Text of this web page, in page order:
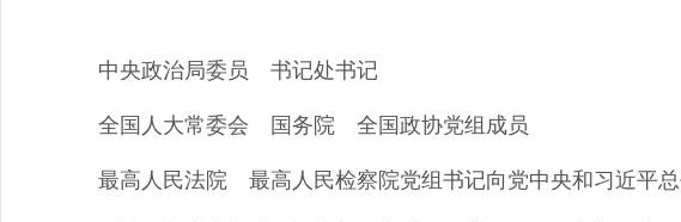
中央政治局委员 书记处书记
全国人大常委会 国务院 全国政协党组成员
最高人民法院 最高人民检察院党组书记向党中央和习近平总